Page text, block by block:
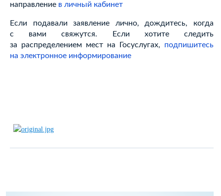
направление в личный кабинет
Если подавали заявление лично, дождитесь, когда
с вами свяжутся. Если хотите следить
за распределением мест на Госуслугах, подпишитесь
на электронное информирование